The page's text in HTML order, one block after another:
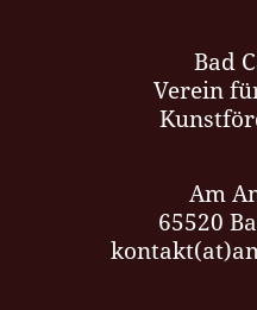
Bad
Verein
Am
65520